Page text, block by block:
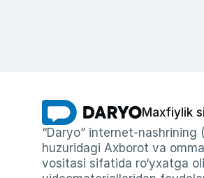
Maxfiylik
“Daryo” internet-nashrining
huzuridagi Axborot va
vositasi sifatida ro‘yxatga